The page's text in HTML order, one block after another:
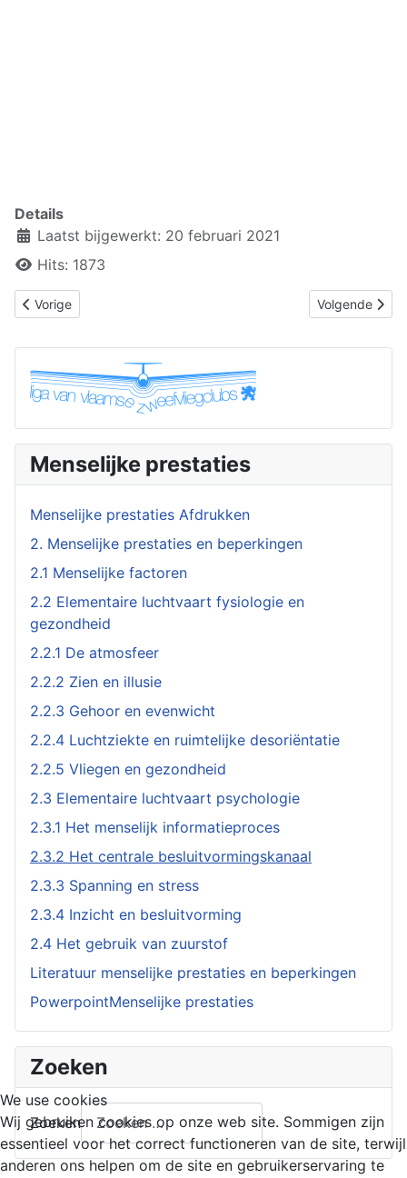
Details
Laatst bijgewerkt: 20 februari 2021
Hits: 1873
Vorig artikel: 2.3.1 Het menselijk informatieproces
Vorige Volgende
Volgende
Menselijke prestaties
Menselijke prestaties Afdrukken
2. Menselijke prestaties en beperkingen
2.1 Menselijke factoren
2.2 Elementaire luchtvaart fysiologie en
gezondheid
2.2.1 De atmosfeer
2.2.2 Zien en illusie
2.2.3 Gehoor en evenwicht
2.2.4 Luchtziekte en ruimtelijke desoriëntatie
2.2.5 Vliegen en gezondheid
2.3 Elementaire luchtvaart psychologie
2.3.1 Het menselijk informatieproces
2.3.2 Het centrale besluitvormingskanaal
2.3.3 Spanning en stress
2.3.4 Inzicht en besluitvorming
2.4 Het gebruik van zuurstof
Literatuur menselijke prestaties en beperkingen
PowerpointMenselijke prestaties
Zoeken
Zoeken
We use cookies
Wij gebruiken cookies op onze web site. Sommigen zijn
essentieel voor het correct functioneren van de site, terwijl
anderen ons helpen om de site en gebruikerservaring te